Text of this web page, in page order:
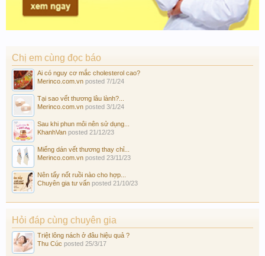
Chị em cùng đọc báo
Ai có nguy cơ mắc cholesterol cao?
Merinco.com.vn posted 7/1/24
Tại sao vết thương lâu lành?...
Merinco.com.vn posted 3/1/24
Sau khi phun môi nên sử dụng...
KhanhVan posted 21/12/23
Miếng dán vết thương thay chỉ...
Merinco.com.vn posted 23/11/23
Nên tẩy nốt ruồi nào cho hợp...
Chuyên gia tư vấn posted 21/10/23
Hỏi đáp cùng chuyên gia
Triệt lông nách ở đâu hiệu quả ?
Thu Cúc posted 25/3/17